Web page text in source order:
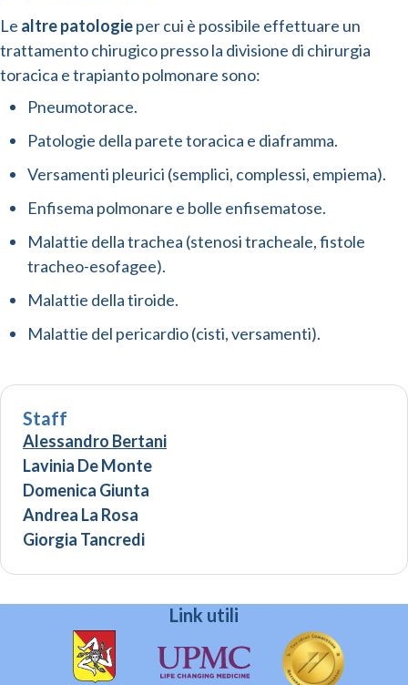
Le altre patologieper cui è possibile effettuare un
trattamento chirugico presso la divisione di chirurgia
toracica e trapianto polmonare sono:
Pneumotorace.
Patologie della parete toracica e diaframma.
Versamenti pleurici (semplici, complessi, empiema).
Enfisema polmonare e bolle enfisematose.
Malattie della trachea (stenosi tracheale, fistole
tracheo-esofagee).
Malattie della tiroide.
Malattie del pericardio (cisti, versamenti).
Staff
Alessandro Bertani
Lavinia De Monte
Domenica Giunta
Andrea La Rosa
Giorgia Tancredi
Link utili